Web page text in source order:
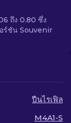
ถึง 0.80 ซึ่ง
ร์ชัน Souvenir
ปืนไรเฟิล
M4A1-S